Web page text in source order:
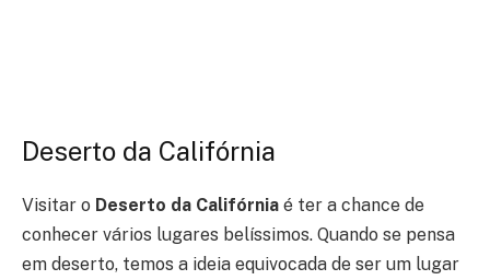
Deserto da Califórnia
Visitar o Deserto da Califórnia é ter a chance de
conhecer vários lugares belíssimos. Quando se pensa
em deserto, temos a ideia equivocada de ser um lugar